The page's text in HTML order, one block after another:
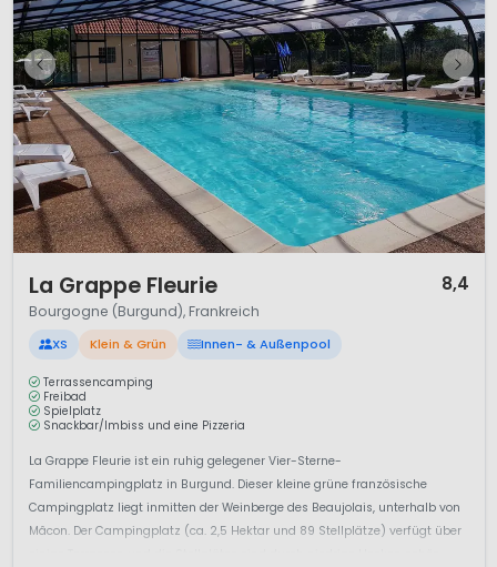
La Grappe Fleurie 8,4
Bourgogne (Burgund), Frankreich
XS Klein & Grün Innen- & Außenpool
Terrassencamping
Freibad
Spielplatz
Snackbar/Imbiss und eine Pizzeria
La Grappe Fleurie ist ein ruhig gelegener Vier-Sterne-
Familiencampingplatz in Burgund. Dieser kleine grüne französische
Campingplatz liegt inmitten der Weinberge des Beaujolais, unterhalb von
Mâcon. Der Campingplatz (ca. 2,5 Hektar und 89 Stellplätze) verfügt über